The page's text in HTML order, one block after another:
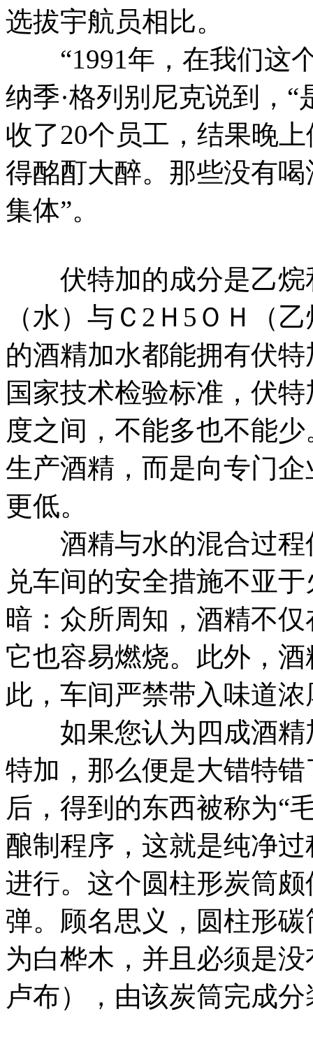
选拔宇航员相比。
“1991年，在我们这个
纳季·格列别尼克说到，
收了20个员工，结果晚
得酩酊大醉。那些没有
集体”。
伏特加的成分是乙烷
（水）与Ｃ2Ｈ5ＯＨ（
的酒精加水都能拥有伏
国家技术检验标准，伏
度之间，不能多也不能
生产酒精，而是向专门
更低。
酒精与水的混合过程
兑车间的安全措施不亚
暗：众所周知，酒精不
它也容易燃烧。此外，
此，车间严禁带入味道
如果您认为四成酒精
特加，那么便是大错特
后，得到的东西被称为“
酿制程序，这就是纯净
进行。这个圆柱形炭筒
弹。顾名思义，圆柱形
为白桦木，并且必须是
卢布），由该炭筒完成